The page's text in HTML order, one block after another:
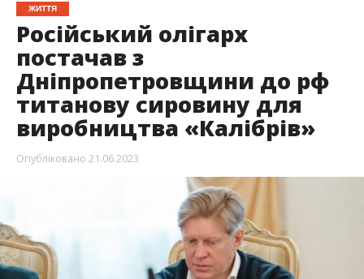
ЖИТТЯ
Російський олігарх
постачав з
Дніпропетровщини до рф
титанову сировину для
виробництва «Калібрів»
Опубліковано 21.06.2023